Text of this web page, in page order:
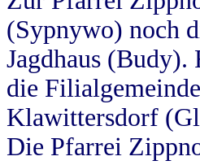
(Sypnywo) noch
Jagdhaus (Budy).
die
Klawittersdorf
Die Pfarrei